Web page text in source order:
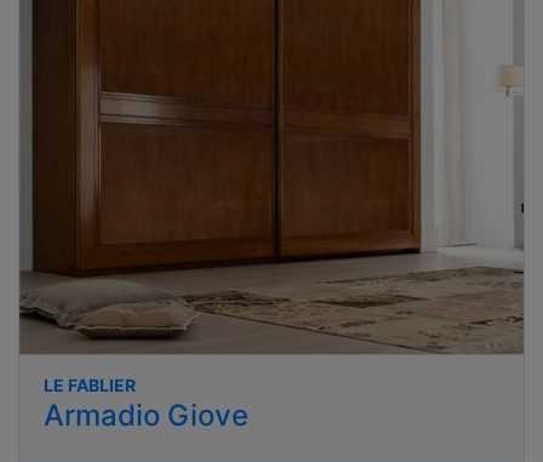
LE FABLIER
Armadio Giove